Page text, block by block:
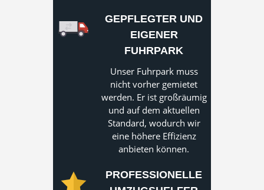
GEPFLEGTER UND
EIGENER
FUHRPARK
Unser Fuhrpark muss
nicht vorher gemietet
werden. Er ist großräumig
und auf dem aktuellen
Standard, wodurch wir
eine höhere Effizienz
anbieten können.
PROFESSIONELLE